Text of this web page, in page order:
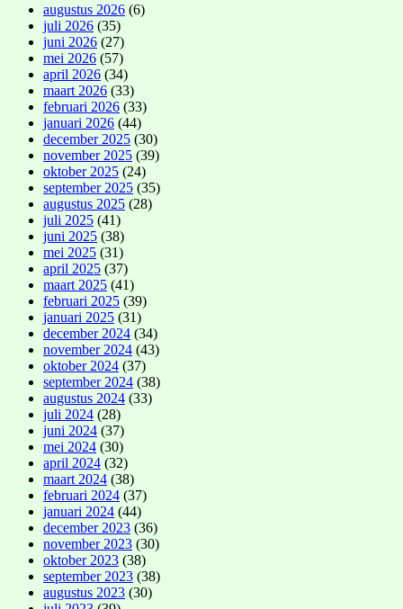
augustus 2026 (6)
juli 2026 (35)
juni 2026 (27)
mei 2026 (57)
april 2026 (34)
maart 2026 (33)
februari 2026 (33)
januari 2026 (44)
december 2025 (30)
november 2025 (39)
oktober 2025 (24)
september 2025 (35)
augustus 2025 (28)
juli 2025 (41)
juni 2025 (38)
mei 2025 (31)
april 2025 (37)
maart 2025 (41)
februari 2025 (39)
januari 2025 (31)
december 2024 (34)
november 2024 (43)
oktober 2024 (37)
september 2024 (38)
augustus 2024 (33)
juli 2024 (28)
juni 2024 (37)
mei 2024 (30)
april 2024 (32)
maart 2024 (38)
februari 2024 (37)
januari 2024 (44)
december 2023 (36)
november 2023 (30)
oktober 2023 (38)
september 2023 (38)
augustus 2023 (30)